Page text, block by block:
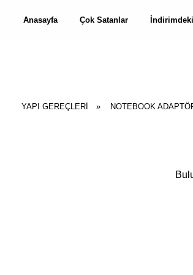
Anasayfa Çok Satanlar
YAPI GEREÇLERİ » NOTEBOOK